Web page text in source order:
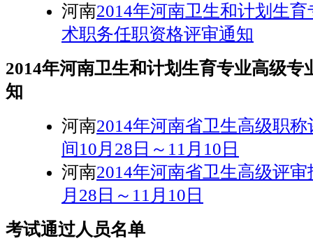
河南2014年河南卫生和计划生
术职务任职资格评审通知
2014年河南卫生和计划生育专业高级专
知
河南2014年河南省卫生高级职
间10月28日～11月10日
河南2014年河南省卫生高级评
月28日～11月10日
考试通过人员名单